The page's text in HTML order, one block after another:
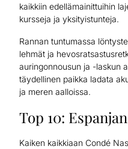
kaikkiin edellämainittuihin
kursseja ja yksityistunteja.
Rannan tuntumassa
lehmät ja
auringonnousun ja -laskun
täydellinen paikka ladata
ja meren aalloissa.
Top 10:
Kaiken kaikkiaan Condé